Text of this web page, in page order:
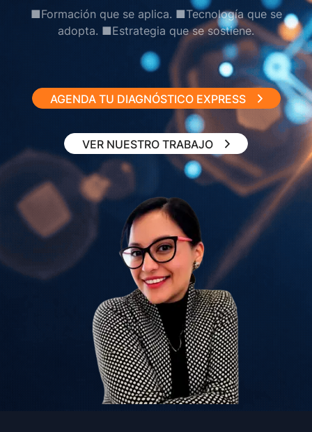
■Formación que se aplica. ■Tecnología que se
adopta. ■Estrategia que se sostiene.
AGENDA TU DIAGNÓSTICO EXPRESS
VER NUESTRO TRABAJO